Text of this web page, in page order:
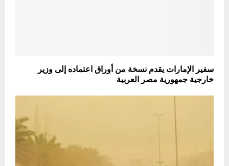
سفير الإمارات يقدم نسخة من أوراق اعتماده إلى وزير
خارجية جمهورية مصر العربية